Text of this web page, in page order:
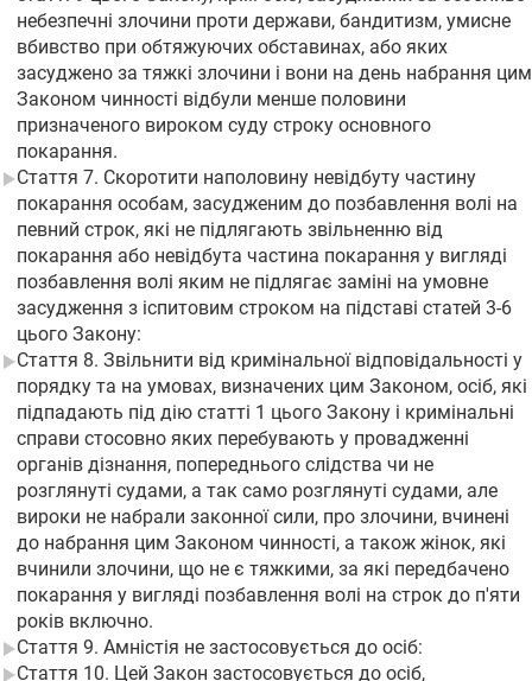
небезпечні злочини проти держави, бандитизм, умисне
вбивство при обтяжуючих обставинах, або яких
засуджено за тяжкі злочини і вони на день набрання цим
Законом чинності відбули менше половини
призначеного вироком суду строку основного
покарання.
Стаття 7. Скоротити наполовину невідбуту частину
покарання особам, засудженим до позбавлення волі на
певний строк, які не підлягають звільненню від
покарання або невідбута частина покарання у вигляді
позбавлення волі яким не підлягає заміні на умовне
засудження з іспитовим строком на підставі статей 3-6
цього Закону:
Стаття 8. Звільнити від кримінальної відповідальності у
порядку та на умовах, визначених цим Законом, осіб, які
підпадають під дію статті 1 цього Закону і кримінальні
справи стосовно яких перебувають у провадженні
органів дізнання, попереднього слідства чи не
розглянуті судами, а так само розглянуті судами, але
вироки не набрали законної сили, про злочини, вчинені
до набрання цим Законом чинності, а також жінок, які
вчинили злочини, що не є тяжкими, за які передбачено
покарання у вигляді позбавлення волі на строк до п'яти
років включно.
Стаття 9. Амністія не застосовується до осіб:
Стаття 10. Цей Закон застосовується до осіб,